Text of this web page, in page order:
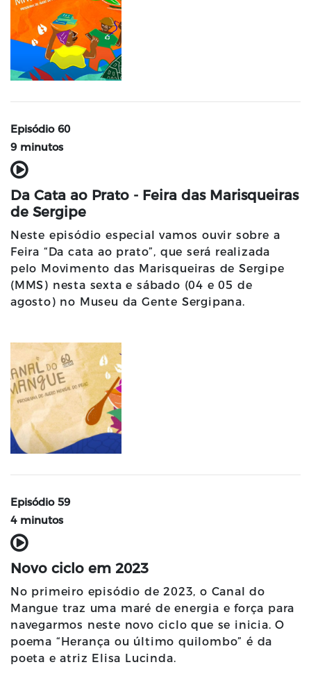
Episódio 60
9 minutos
Da Cata ao Prato - Feira das Marisqueiras
de Sergipe
Neste episódio especial vamos ouvir sobre a
Feira “Da cata ao prato”, que será realizada
pelo Movimento das Marisqueiras de Sergipe
(MMS) nesta sexta e sábado (04 e 05 de
agosto) no Museu da Gente Sergipana.
Episódio 59
4 minutos
Novo ciclo em 2023
No primeiro episódio de 2023, o Canal do
Mangue traz uma maré de energia e força para
navegarmos neste novo ciclo que se inicia. O
poema “Herança ou último quilombo” é da
poeta e atriz Elisa Lucinda.